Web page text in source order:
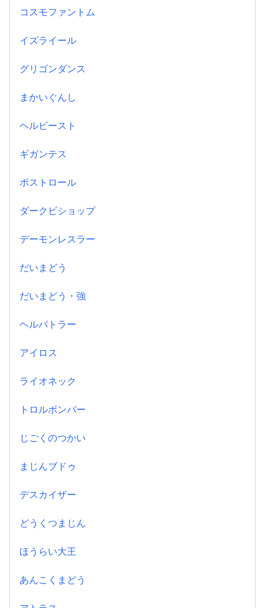
コスモファントム
イズライール
グリゴンダンス
まかいぐんし
ヘルビースト
ギガンテス
ボストロール
ダークビショップ
デーモンレスラー
だいまどう
だいまどう・強
ヘルバトラー
アイロス
ライオネック
トロルボンバー
じごくのつかい
まじんブドゥ
デスカイザー
どうくつまじん
ほうらい大王
あんこくまどう